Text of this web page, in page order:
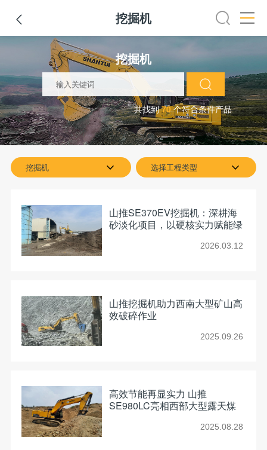
 挖掘机
平地机 装载机 摊铺机
挖掘机
共找到70个符合条件产品
挖掘机 选择工程类型
山推SE370EV挖掘机：深耕海
砂淡化项目，以硬核实力赋能绿
2026.03.12
山推挖掘机助力西南大型矿山高
效破碎作业
2025.09.26
高效节能再显实力 山推
SE980LC亮相西部大型露天煤
2025.08.28